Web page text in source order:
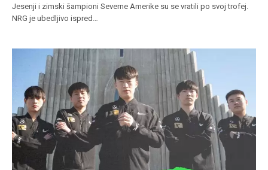
Jesenji i zimski šampioni Severne Amerike su se vratili po svoj trofej.
NRG je ubedljivo ispred…